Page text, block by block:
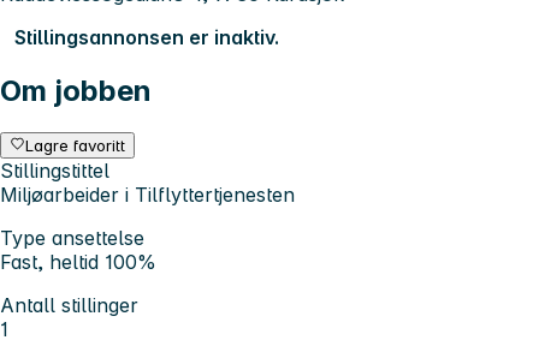
Stillingsannonsen er inaktiv.
Om jobben
Lagre favoritt
Stillingstittel
Miljøarbeider i Tilflyttertjenesten
Type ansettelse
Fast, heltid 100%
Antall stillinger
1